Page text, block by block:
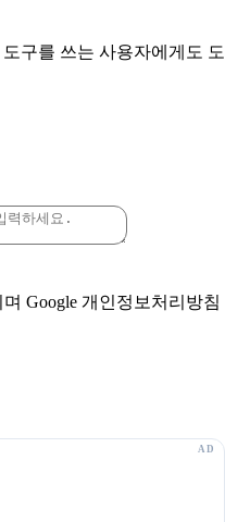
구를 쓰는 사용자에게도 도
Google 개인정보처리방침